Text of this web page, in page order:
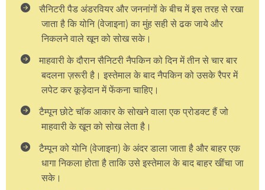
सैनिटरी पैड अंडरवियर और जननांगों के बीच में इस तरह से रखा
जाता है कि योनि (वेजाइना) का मुंह सही से ढक जाये और
निकलने वाले खून को सोख सके।
माहवारी के दौरान सैनिटरी नैपकिन को दिन में तीन से चार बार
बदलना ज़रूरी है। इस्तेमाल के बाद नैपकिन को उसके रैपर में
लपेट कर कूड़ेदान में फेंकना चाहिए।
टैम्पून छोटे चॉक आकार के सोखने वाला एक प्रोडक्ट हैं जो
माहवारी के खून को सोख लेता है।
टैम्पून को योनि (वेजाइना) के अंदर डाला जाता है और बाहर एक
धागा निकला होता है ताकि उसे इस्तेमाल के बाद बाहर खींचा जा
सके।